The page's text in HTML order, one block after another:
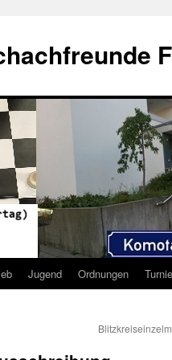
Jugend Ordnungen